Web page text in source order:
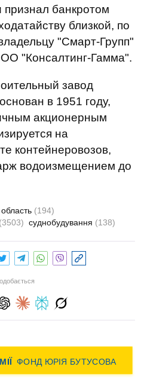
признал банкротом
близкой, по
"Смарт-Групп"
"Консалтинг-Гамма".
завод
в 1951 году,
акционерным
на
контейнеровозов,
водоизмещением до
(194)
(3503) суднобудування (138)